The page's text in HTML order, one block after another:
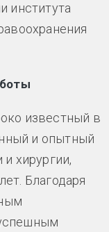
института
известный в
и опытный
хирургии,
Благодаря